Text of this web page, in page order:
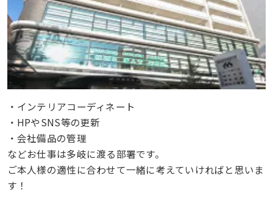
・インテリアコーディネート
・HPやSNS等の更新
・会社備品の管理
などお仕事は多岐に渡る部署です。
ご本人様の適性に合わせて一緒に考えていければと思いま
す！